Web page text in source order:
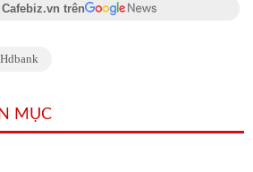
trên
Hdbank
MỤC